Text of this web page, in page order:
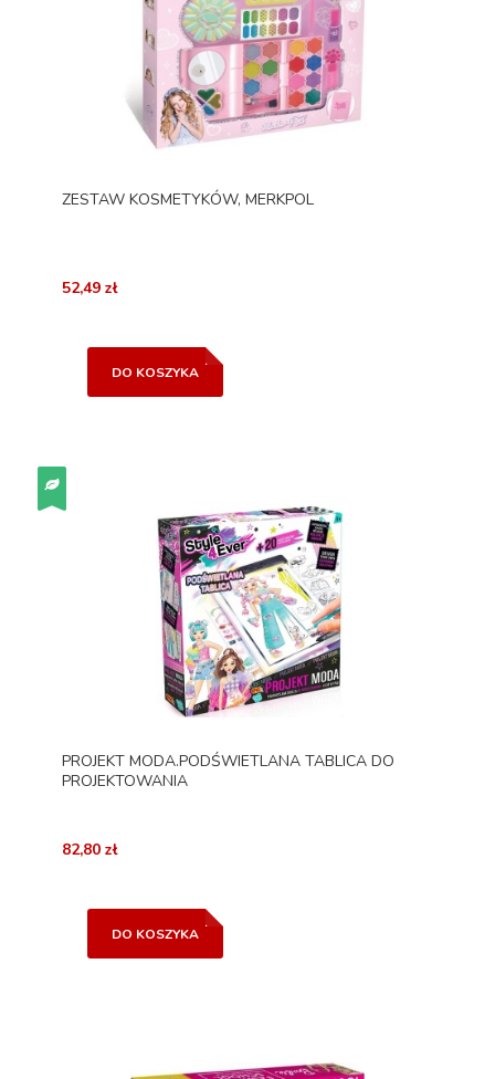
ZESTAW KOSMETYKÓW, MERKPOL
52,49 zł
DO KOSZYKA
PROJEKT MODA.PODŚWIETLANA TABLICA DO
PROJEKTOWANIA
82,80 zł
DO KOSZYKA